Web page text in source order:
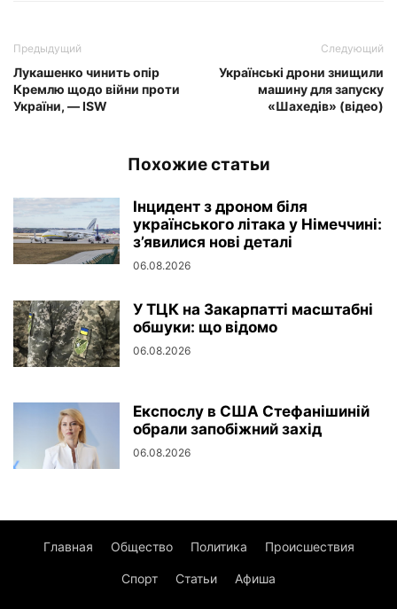
Предыдущий
Лукашенко чинить опір
Кремлю щодо війни проти
України, — ISW
Следующий
Українські дрони знищили
машину для запуску
«Шахедів» (відео)
Похожие статьи
Інцидент з дроном біля
українського літака у Німеччині:
з’явилися нові деталі
06.08.2026
У ТЦК на Закарпатті масштабні
обшуки: що відомо
06.08.2026
Експослу в США Стефанішиній
обрали запобіжний захід
06.08.2026
Главная Общество Политика Происшествия
Спорт Статьи Афиша